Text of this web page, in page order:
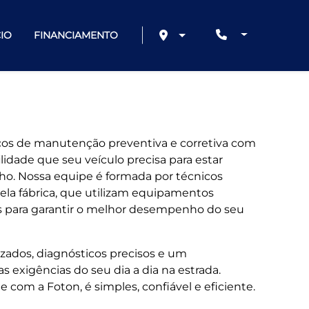
FINANCIAMENTO
de manutenção preventiva e corretiva com
que seu veículo precisa para estar
Nossa equipe é formada por técnicos
fábrica, que utilizam equipamentos
garantir o melhor desempenho do seu
diagnósticos precisos e um
exigências do seu dia a dia na estrada.
com a Foton, é simples, confiável e eficiente.